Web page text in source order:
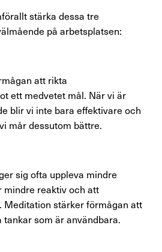
Logga in
stärka dessa tre
på arbetsplatsen:
att rikta
ett medvetet mål. När vi är
blir vi inte bara effektivare och
mår dessutom bättre.
sig ofta uppleva mindre
mindre reaktiv och att
Meditation stärker förmågan att
som är användbara.